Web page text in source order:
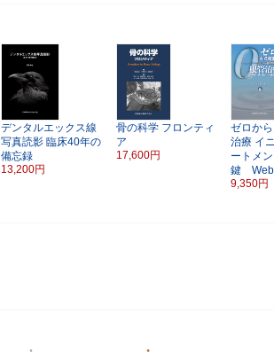
デンタルエックス線
写真読影 臨床40年の
備忘録
13,200円
骨の科学 フロンティ
ア
17,600円
ゼロか
治療 イ
ートメ
鍵 Web
9,350円